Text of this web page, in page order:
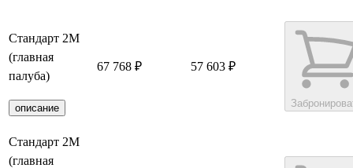
Стандарт 2M
(главная
палуба)
описание
67 768 ₽ 57 603 ₽
Стандарт 2M
(главная